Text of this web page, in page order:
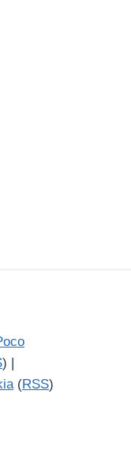
) |
(RSS)